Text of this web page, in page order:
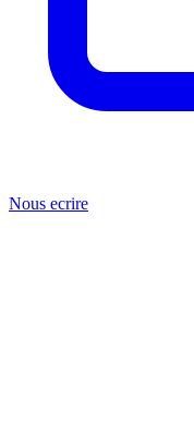
Nous ecrire